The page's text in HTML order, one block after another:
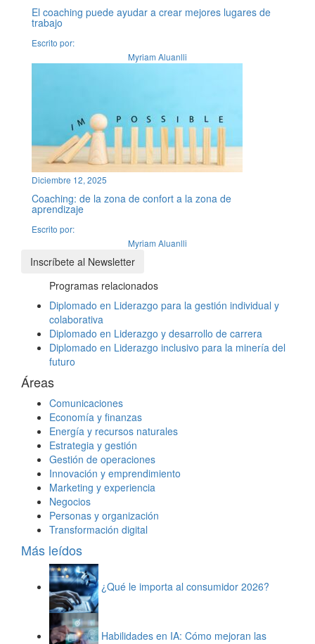
El coaching puede ayudar a crear mejores lugares de
trabajo
Escrito por:
Myriam Aluanlli
Diciembre 12, 2025
Coaching: de la zona de confort a la zona de
aprendizaje
Escrito por:
Myriam Aluanlli
Inscríbete al Newsletter
Programas relacionados
Diplomado en Liderazgo para la gestión individual y
colaborativa
Diplomado en Liderazgo y desarrollo de carrera
Diplomado en Liderazgo inclusivo para la minería del
futuro
Áreas
Comunicaciones
Economía y finanzas
Energía y recursos naturales
Estrategia y gestión
Gestión de operaciones
Innovación y emprendimiento
Marketing y experiencia
Negocios
Personas y organización
Transformación digital
Más leídos
¿Qué le importa al consumidor 2026?
Habilidades en IA: Cómo mejoran las